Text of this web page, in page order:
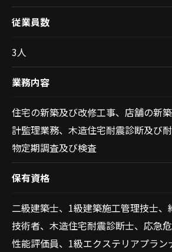
従業員数
3人
業務内容
住宅の新築及び改修工事、店舗の新
計監理業務、木造住宅耐震診断及び
物定期調査及び検査
保有資格
二級建築士、1級建築施工管理技士
技術者、木造住宅耐震診断士、応急
性能評価員、1級エクステリアプラン